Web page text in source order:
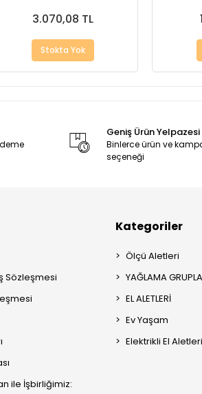
3.070,08 TL
Stokta Yok
Geniş Ürün Yelpazesi
Binlerce ürün ve
seçeneği
Sözleşmesi
ile İşbirliğimiz:
Kategoriler
Ölçü Aletleri
YAĞLAMA
EL ALETLERİ
Ev Yaşam
Elektrikli El Aletleri